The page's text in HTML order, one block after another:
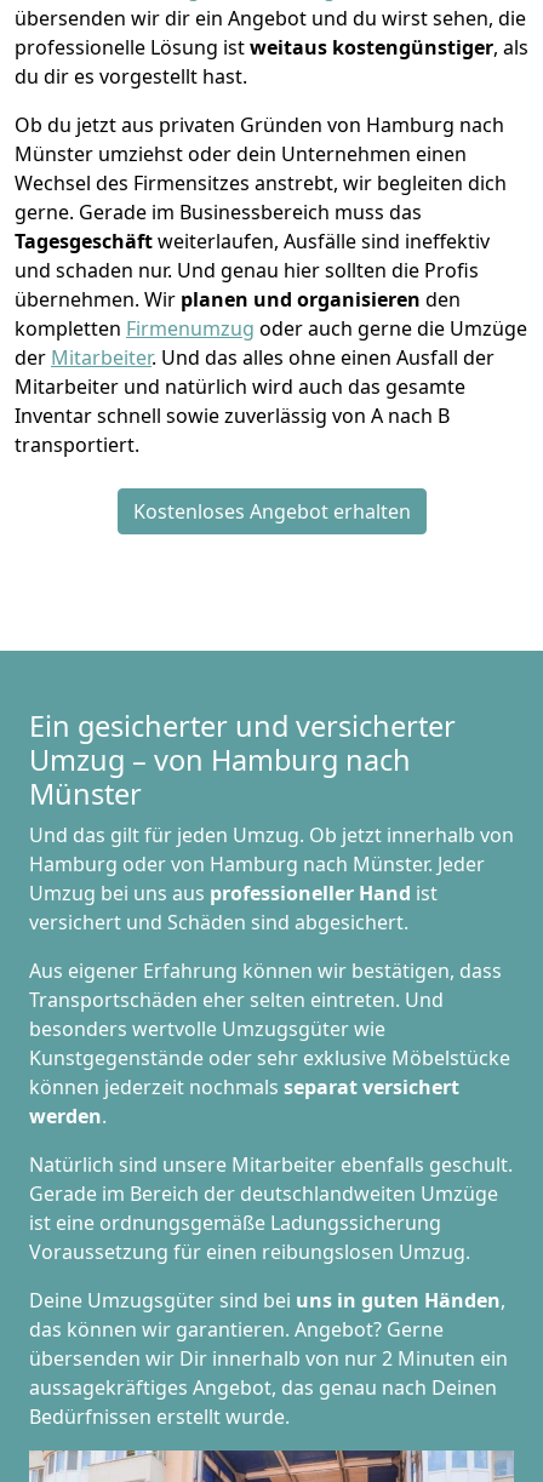
übersenden wir dir ein Angebot und du wirst sehen, die
professionelle Lösung istweitaus kostengünstiger, als
du dir es vorgestellt hast.
Ob du jetzt aus privaten Gründen von Hamburg nach
Münster umziehst oder dein Unternehmen einen
Wechsel des Firmensitzes anstrebt, wir begleiten dich
gerne. Gerade im Businessbereich muss das
Tagesgeschäftweiterlaufen, Ausfälle sind ineffektiv
und schaden nur. Und genau hier sollten die Profis
übernehmen. Wir planen und organisieren den
kompletten Firmenumzug oder auch gerne die Umzüge
der Mitarbeiter. Und das alles ohne einen Ausfall der
Mitarbeiter und natürlich wird auch das gesamte
Inventar schnell sowie zuverlässig von A nach B
transportiert.
Kostenloses Angebot erhalten
Ein gesicherter und versicherter
Umzug – von Hamburg nach
Münster
Und das gilt für jeden Umzug. Ob jetzt innerhalb von
Hamburg oder von Hamburg nach Münster. Jeder
Umzug bei uns aus professioneller Hand ist
versichert und Schäden sind abgesichert.
Aus eigener Erfahrung können wir bestätigen, dass
Transportschäden eher selten eintreten. Und
besonders wertvolle Umzugsgüter wie
Kunstgegenstände oder sehr exklusive Möbelstücke
können jederzeit nochmals separat versichert
werden.
Natürlich sind unsere Mitarbeiter ebenfalls geschult.
Gerade im Bereich der deutschlandweiten Umzüge
ist eine ordnungsgemäße Ladungssicherung
Voraussetzung für einen reibungslosen Umzug.
Deine Umzugsgüter sind bei uns in guten Händen,
das können wir garantieren. Angebot? Gerne
übersenden wir Dir innerhalb von nur 2 Minuten ein
aussagekräftiges Angebot, das genau nach Deinen
Bedürfnissen erstellt wurde.